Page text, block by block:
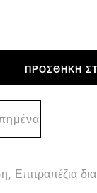
ΠΡΟΣΘΉΚΗ
, Επιτραπέζια